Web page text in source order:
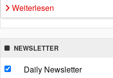
Weiterlesen
NEWSLETTER
Daily Newsletter